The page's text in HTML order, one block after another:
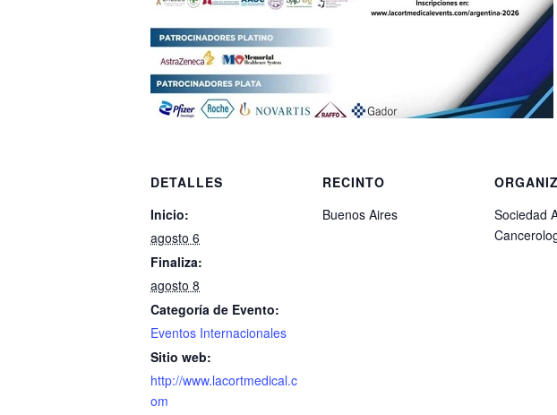
DETALLES
Inicio:
agosto 6
Finaliza:
agosto 8
Categoría de Evento:
Eventos Internacionales
Sitio web:
http://www.lacortmedical.c
om
RECINTO
Buenos Aires
Sociedad